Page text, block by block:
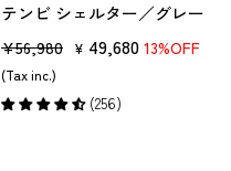
テンビ シェルター／グレー
販
売
価
¥56,980 セ
ル
¥ 49,680 13%OFF
(Tax inc.)
(256)